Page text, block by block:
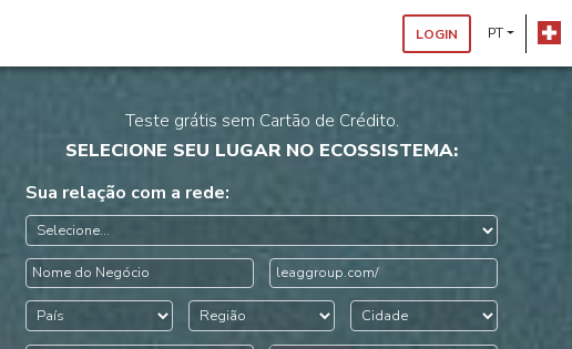
LOGIN PT
Teste grátis sem Cartão de Crédito.
SELECIONE SEU LUGAR NO ECOSSISTEMA:
Sua relação com a rede:
leaggroup.com/